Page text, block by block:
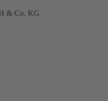
& Co. KG